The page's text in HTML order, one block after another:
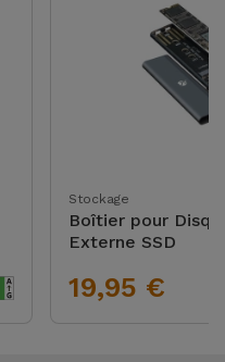
Stockage
Boîtier pour
Externe SSD
19,95 €